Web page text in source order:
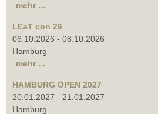
mehr ...
LEaT con 26
06.10.2026 - 08.10.2026
Hamburg
mehr ...
HAMBURG OPEN 2027
20.01.2027 - 21.01.2027
Hamburg